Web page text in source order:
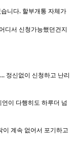
니다. 할부개통 자체가
디서 신청가능했던건지
정신없이 신청하고 난리
이 다행히도 하루더 넘
계속 없어서 포기하고